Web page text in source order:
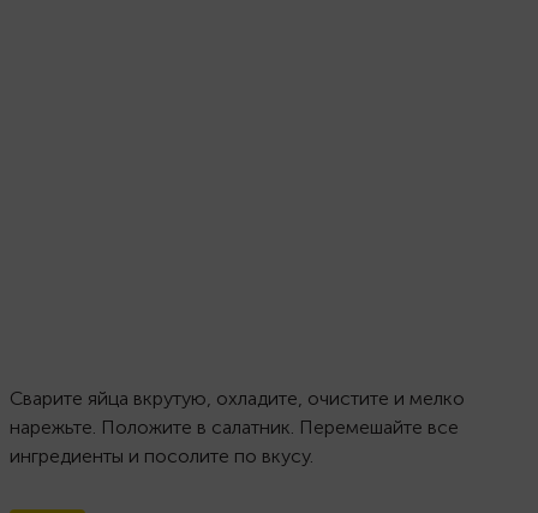
Сварите яйца вкрутую, охладите, очистите и мелко
нарежьте. Положите в салатник. Перемешайте все
ингредиенты и посолите по вкусу.